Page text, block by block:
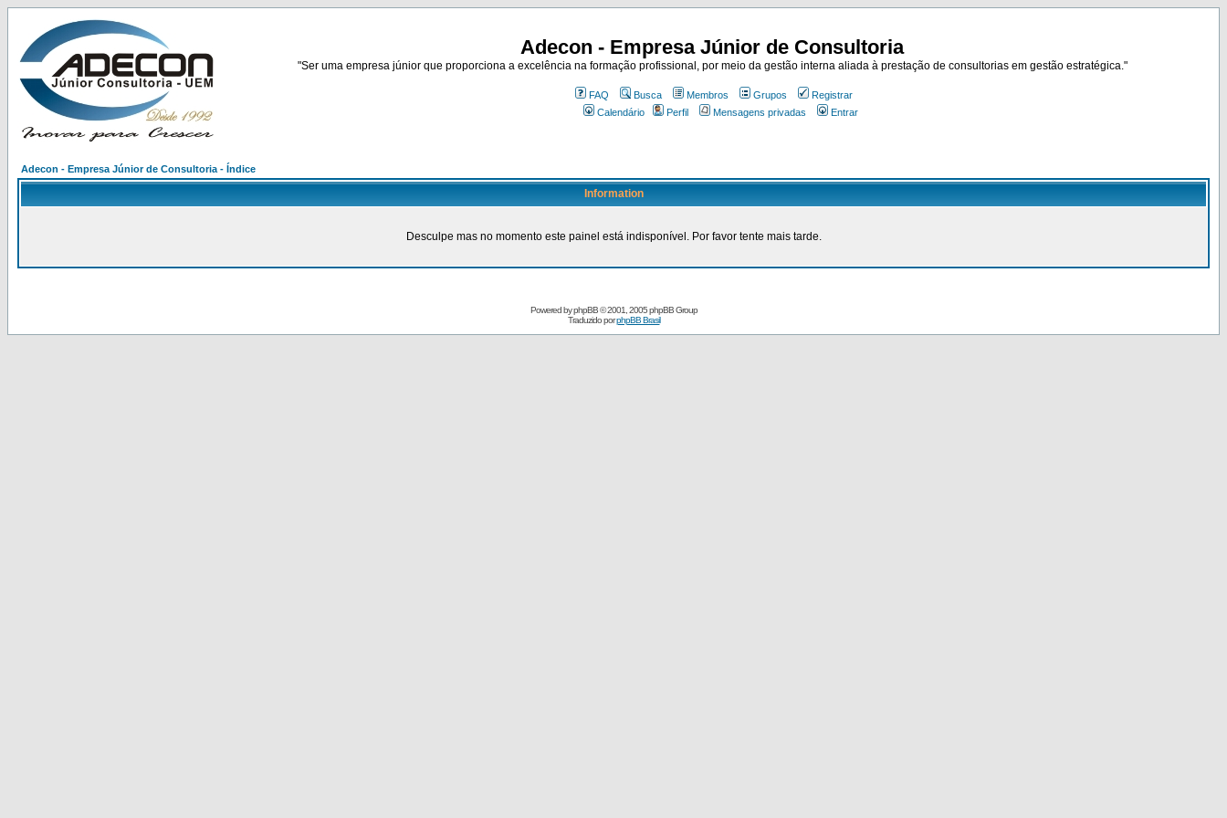
Adecon - Empresa Júnior de Consultoria
"Ser uma empresa júnior que proporciona a excelência na formação profissional, por meio da gestão interna aliada à prestação de consultorias em gestão estratégica."
FAQ Busca Membros Grupos
Registrar
Calendário
Perfil Mensagens privadas Entrar
Adecon - Empresa Júnior de Consultoria - Índice
Information
Desculpe mas no momento este painel está indisponível. Por favor tente mais tarde.
Powered byphpBB© 2001, 2005 phpBB Group
Traduzido porphpBB Brasil